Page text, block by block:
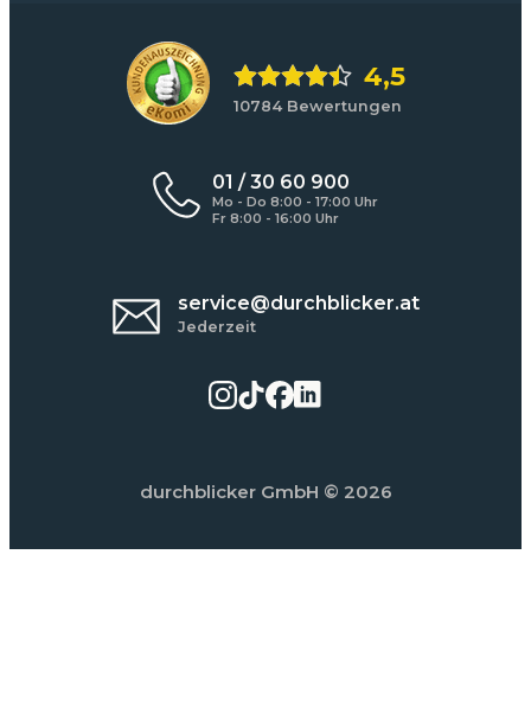
4,5
10784 Bewertungen
01 / 30 60 900
Mo - Do 8:00 - 17:00 Uhr
Fr 8:00 - 16:00 Uhr
service@durchblicker.at
Jederzeit
durchblicker GmbH © 2026